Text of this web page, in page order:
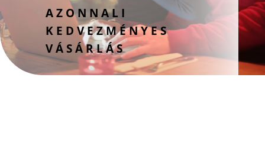
AZONNALI
KEDVEZMÉNYES
VÁSÁRLÁS